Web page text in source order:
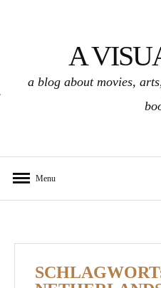
A
a blog about movies,
Menu